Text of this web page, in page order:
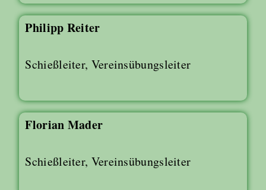
Philipp Reiter
Schießleiter, Vereinsübungsleiter
Florian Mader
Schießleiter, Vereinsübungsleiter